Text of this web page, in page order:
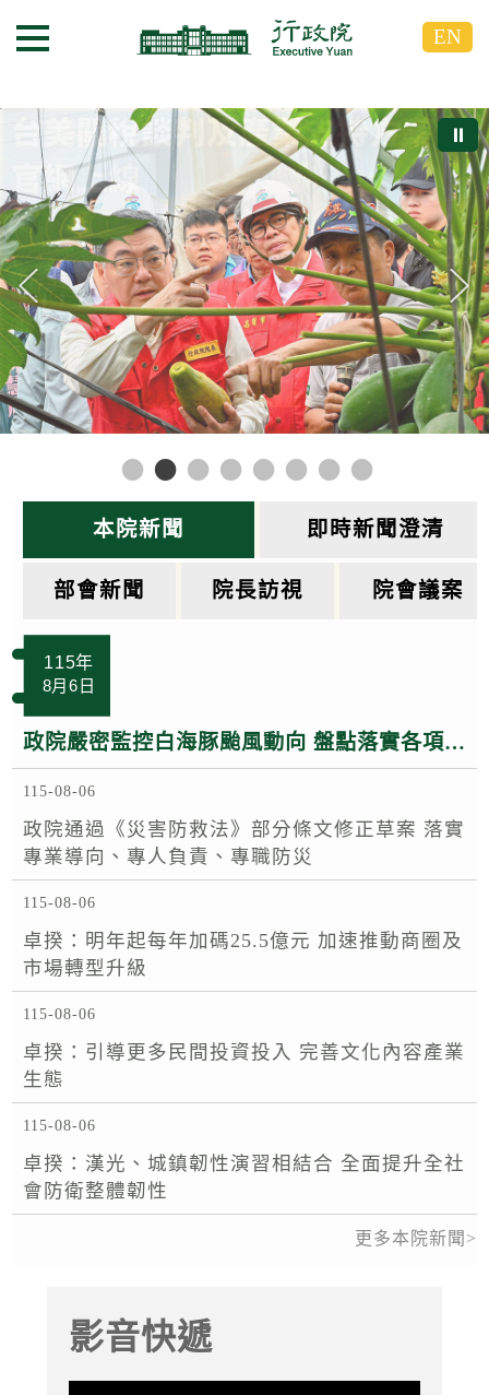
到
塊
G
o
T
o
C
e
n
t
e
r
b
l
到
塊
選單按鈕 EN
⏸
本院新聞 即時新聞澄清
部會新聞 院長訪視 院會議案
115年
8月6日
政院嚴密監控白海豚颱風動向 盤點落實各項防救災整備 呼籲民眾注意颱風訊息避免進入山區海域登高災害危險區域
115-08-06
政院通過《災害防救法》部分條文修正草案 落實
專業導向、專人負責、專職防災
115-08-06
卓揆：明年起每年加碼25.5億元 加速推動商圈及
市場轉型升級
115-08-06
卓揆：引導更多民間投資投入 完善文化內容產業
生態
115-08-06
卓揆：漢光、城鎮韌性演習相結合 全面提升全社
會防衛整體韌性
更多本院新聞
影音快遞